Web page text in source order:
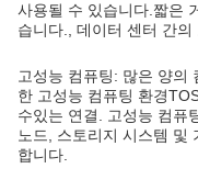
사용될 수 있습니다.짧은
습니다., 데이터 센터 간
고성능 컴퓨팅: 많은 양의
한 고성능 컴퓨팅 환경
수있는 연결. 고성능 컴퓨
노드, 스토리지 시스템 및
합니다.